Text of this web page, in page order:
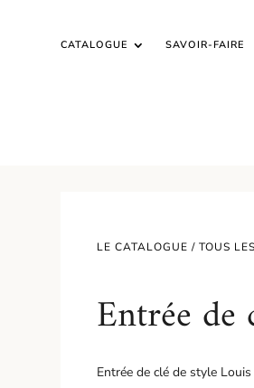
CATALOGUE SAVOIR-FAIRE
LE CATALOGUE /TOUS
Entrée
Entrée de clé de style